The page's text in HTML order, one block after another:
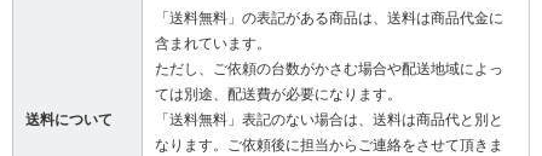
送料について
「送料無料」の表記がある商品は、送料は商品代金に
含まれています。
ただし、ご依頼の台数がかさむ場合や配送地域によっ
ては別途、配送費が必要になります。
「送料無料」表記のない場合は、送料は商品代と別と
なります。ご依頼後に担当からご連絡をさせて頂きま